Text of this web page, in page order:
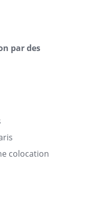
par des
colocation